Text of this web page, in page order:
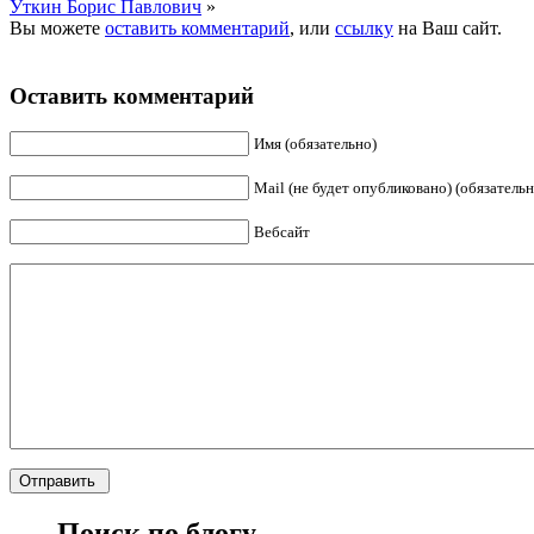
Уткин Борис Павлович »
Вы можете оставить комментарий, или ссылку на Ваш сайт.
Оставить комментарий
Имя (обязательно)
Mail (не будет опубликовано)
Вебсайт